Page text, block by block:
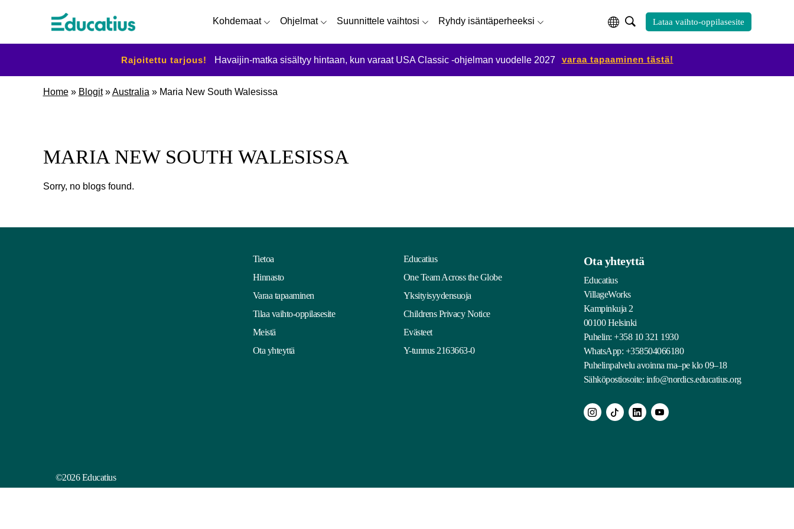
Kohdemaat Ohjelmat Suunnittele vaihtosi Ryhdy isäntäperheeksi Lataa vaihto-oppilasesite
Rajoitettu tarjous! Havaijin-matka sisältyy hintaan, kun varaat USA Classic -ohjelman vuodelle 2027 varaa tapaaminen tästä!
Home» Blogit»Australia » Maria New South Walesissa
MARIA NEW SOUTH WALESISSA
Sorry, no blogs found.
Tietoa
Hinnasto
Varaa tapaaminen
Tilaa vaihto-oppilasesite
Meistä
Ota yhteyttä
Educatius
One Team Across the Globe
Yksityisyydensuoja
Childrens Privacy Notice
Evästeet
Y-tunnus 2163663-0
Ota yhteyttä
Educatius
VillageWorks
Kampinkuja 2
00100 Helsinki
Puhelin: +358 10 321 1930
WhatsApp: +358504066180
Puhelinpalvelu avoinna ma–pe klo 09–18
Sähköpostiosoite: info@nordics.educatius.org
©2026 Educatius